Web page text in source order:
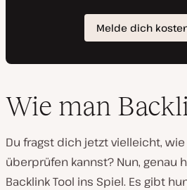
Wie man
Du fragst dich jetzt vielleicht,
überprüfen kannst? Nun, genau
Backlink Tool ins Spiel. Es gibt